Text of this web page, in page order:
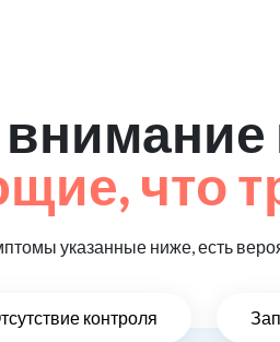
что
указанные ниже, есть
контроля